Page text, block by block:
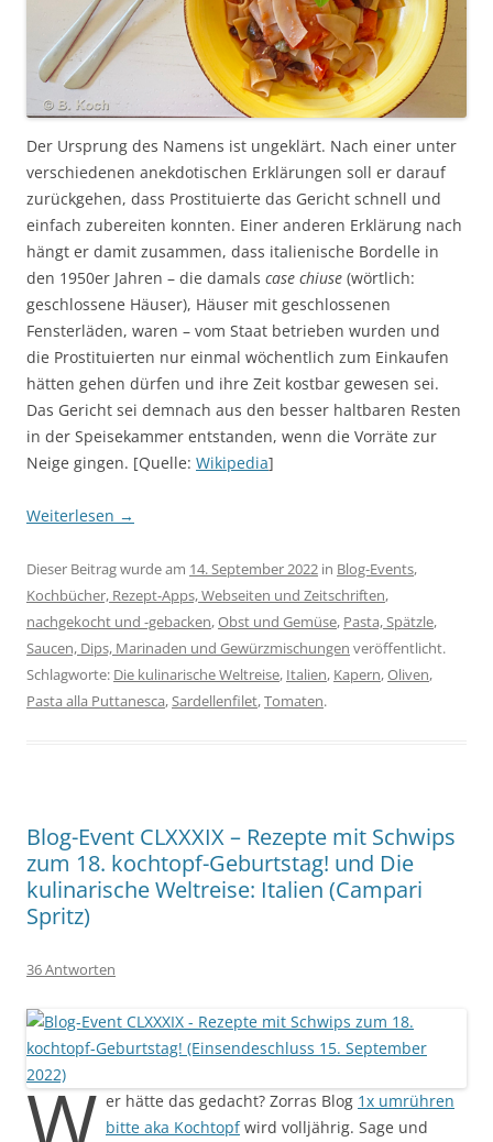
Der Ursprung des Namens ist ungeklärt. Nach einer unter
verschiedenen anekdotischen Erklärungen soll er darauf
zurückgehen, dass Prostituierte das Gericht schnell und
einfach zubereiten konnten. Einer anderen Erklärung nach
hängt er damit zusammen, dass italienische Bordelle in
den 1950er Jahren – die damals case chiuse (wörtlich:
geschlossene Häuser), Häuser mit geschlossenen
Fensterläden, waren – vom Staat betrieben wurden und
die Prostituierten nur einmal wöchentlich zum Einkaufen
hätten gehen dürfen und ihre Zeit kostbar gewesen sei.
Das Gericht sei demnach aus den besser haltbaren Resten
in der Speisekammer entstanden, wenn die Vorräte zur
Neige gingen. [Quelle: Wikipedia]
Weiterlesen →
Dieser Beitrag wurde am 14. September 2022 in Blog-Events,
Kochbücher, Rezept-Apps, Webseiten und Zeitschriften,
nachgekocht und -gebacken,Obst und Gemüse, Pasta, Spätzle,
Saucen, Dips, Marinaden und Gewürzmischungen veröffentlicht.
Schlagworte: Die kulinarische Weltreise, Italien, Kapern,Oliven,
Pasta alla Puttanesca,Sardellenfilet,Tomaten.
Blog-Event CLXXXIX – Rezepte mit Schwips
zum 18. kochtopf-Geburtstag! und Die
kulinarische Weltreise: Italien (Campari
Spritz)
36 Antworten
er hätte das gedacht? Zorras Blog 1x umrühren
bitte aka Kochtopfwird volljährig. Sage und